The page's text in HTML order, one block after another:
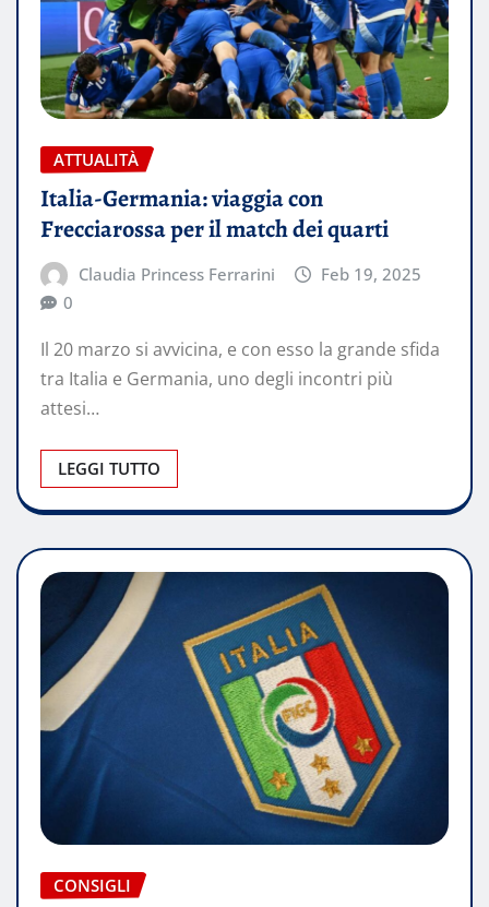
ATTUALITÀ
Italia-Germania: viaggia con
Frecciarossa per il match dei quarti
Claudia Princess Ferrarini
Feb 19, 2025
0
Il 20 marzo si avvicina, e con esso la grande sfida
tra Italia e Germania, uno degli incontri più
attesi…
LEGGI TUTTO
CONSIGLI